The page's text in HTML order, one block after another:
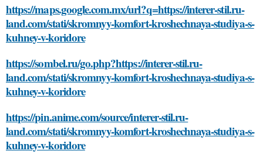
https://maps.google.com.mx/url?q=https://interer-stil.ru-
land.com/stati/skromnyy-komfort-kroshechnaya-studiya-s-
kuhney-v-koridore
https://sombel.ru/go.php?https://interer-stil.ru-
land.com/stati/skromnyy-komfort-kroshechnaya-studiya-s-
kuhney-v-koridore
https://pin.anime.com/source/interer-stil.ru-
land.com/stati/skromnyy-komfort-kroshechnaya-studiya-s-
kuhney-v-koridore